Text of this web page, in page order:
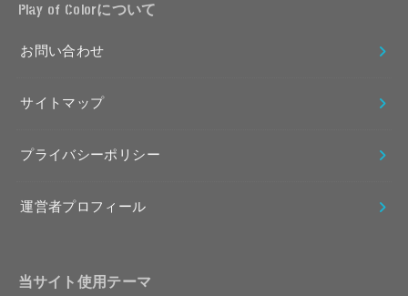
Play of Colorについて
お問い合わせ
サイトマップ
プライバシーポリシー
運営者プロフィール
当サイト使用テーマ